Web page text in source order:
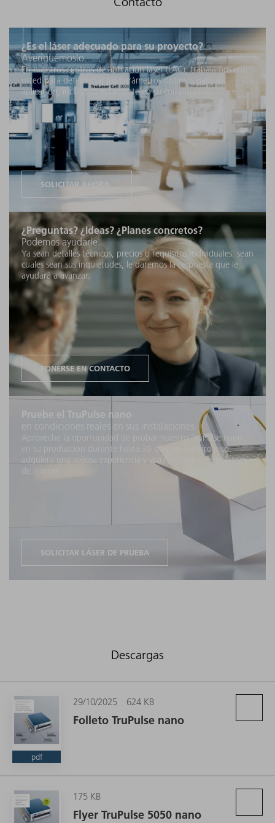
¿Es el láser adecuado para su proyecto?
Averigüémoslo.
En nuestros centros de aplicación láser (LAC), trabajamos con
usted para determinar los parámetros óptimos para su
aplicación, incluso directamente en su componente.
SOLICITAR AHORA
¿Preguntas? ¿Ideas? ¿Planes concretos?
Podemos ayudarle.
Ya sean detalles técnicos, precios o requisitos individuales: sean
cuales sean sus inquietudes, le daremos la respuesta que le
ayudará a avanzar.
PONERSE EN CONTACTO
Pruebe el TruPulse nano
en condiciones reales en sus instalaciones
Aproveche la oportunidad de probar nuestro TruPulse nano
en su producción durante hasta 30 días sin compromiso:
adquiera una valiosa experiencia y vea resultados reales antes
de invertir.
SOLICITAR LÁSER DE PRUEBA
Descargas
pdf
29/10/2025 624 KB
Folleto TruPulse nano
175 KB
Flyer TruPulse 5050 nano